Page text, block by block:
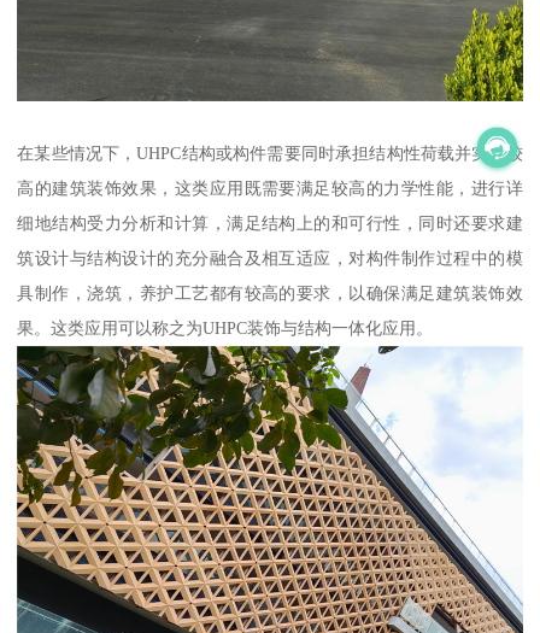
在某些情况下，UHPC结构或构件需要同时承担结构性荷载并实现较
高的建筑装饰效果，这类应用既需要满足较高的力学性能，进行详
细地结构受力分析和计算，满足结构上的和可行性，同时还要求建
筑设计与结构设计的充分融合及相互适应，对构件制作过程中的模
具制作，浇筑，养护工艺都有较高的要求，以确保满足建筑装饰效
果。这类应用可以称之为UHPC装饰与结构一体化应用。